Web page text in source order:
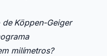
Köppen-Geiger
milímetros?